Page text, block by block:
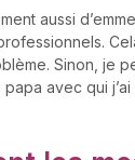
aussi
Sinon, je
avec qui